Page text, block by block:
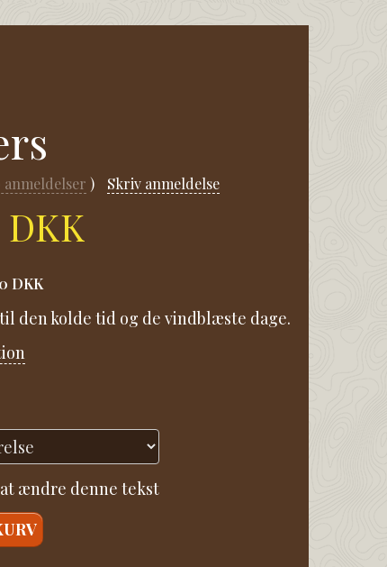
anmeldelser Skriv anmeldelse
DKK
DKK
den kolde tid og de vindblæste dage.
ændre denne tekst